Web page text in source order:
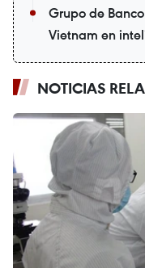
Grupo de
Vietnam en
NOTICIAS